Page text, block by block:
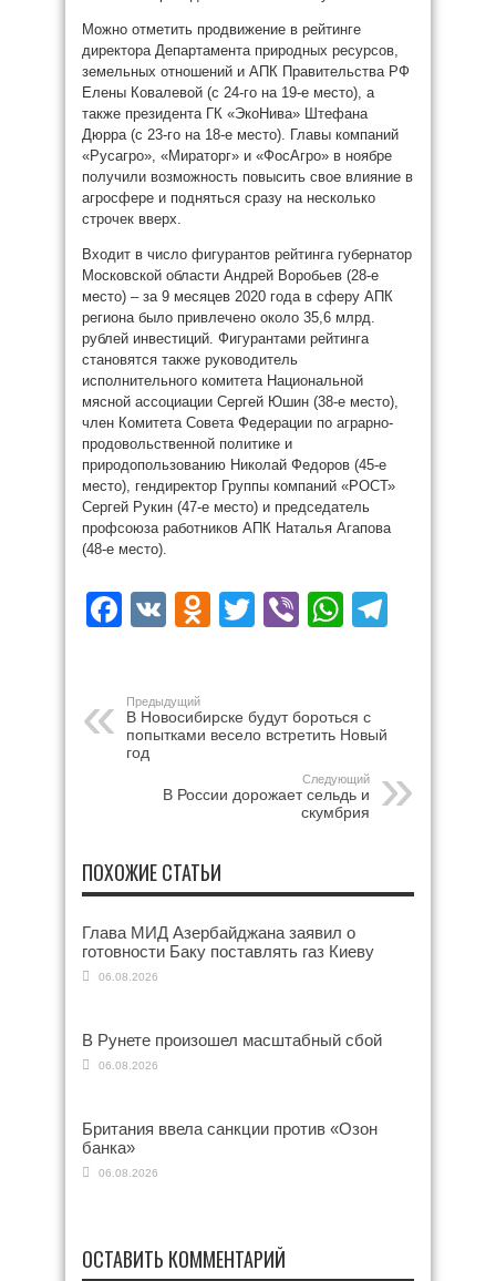
Можно отметить продвижение в рейтинге
директора Департамента природных ресурсов,
земельных отношений и АПК Правительства РФ
Елены Ковалевой (с 24-го на 19-е место), а
также президента ГК «ЭкоНива» Штефана
Дюрра (с 23-го на 18-е место). Главы компаний
«Русагро», «Мираторг» и «ФосАгро» в ноябре
получили возможность повысить свое влияние в
агросфере и подняться сразу на несколько
строчек вверх.
Входит в число фигурантов рейтинга губернатор
Московской области Андрей Воробьев (28-е
место) – за 9 месяцев 2020 года в сферу АПК
региона было привлечено около 35,6 млрд.
рублей инвестиций. Фигурантами рейтинга
становятся также руководитель
исполнительного комитета Национальной
мясной ассоциации Сергей Юшин (38-е место),
член Комитета Совета Федерации по аграрно-
продовольственной политике и
природопользованию Николай Федоров (45-е
место), гендиректор Группы компаний «РОСТ»
Сергей Рукин (47-е место) и председатель
профсоюза работников АПК Наталья Агапова
(48-е место).
Facebook
VK Odnoklassniki
Twitter
Viber
Предыдущий
В Новосибирске будут бороться с
попытками весело встретить Новый
год
Следующий
В России дорожает сельдь и
скумбрия
ПОХОЖИЕ СТАТЬИ
Глава МИД Азербайджана заявил о
готовности Баку поставлять газ Киеву
06.08.2026
В Рунете произошел масштабный сбой
06.08.2026
Британия ввела санкции против «Озон
банка»
06.08.2026
ОСТАВИТЬ КОММЕНТАРИЙ